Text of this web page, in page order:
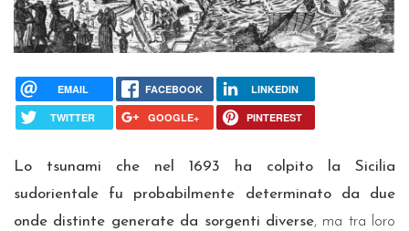
EMAIL FACEBOOK LINKEDIN
TWITTER GOOGLE+ PINTEREST
Lo tsunami che nel 1693 ha colpito la Sicilia
sudorientale fu probabilmente determinato da due
onde distinte generate da sorgenti diverse, ma tra loro